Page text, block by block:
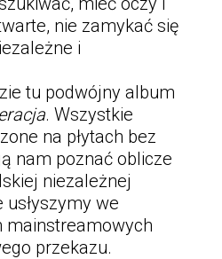
nie zamykać się
i
tu podwójny album
. Wszystkie
na płytach bez
nam poznać oblicze
niezależnej
usłyszymy we
mainstreamowych
przekazu.